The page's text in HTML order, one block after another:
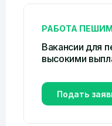
РАБОТА
Вакансии для
высокими
Подать